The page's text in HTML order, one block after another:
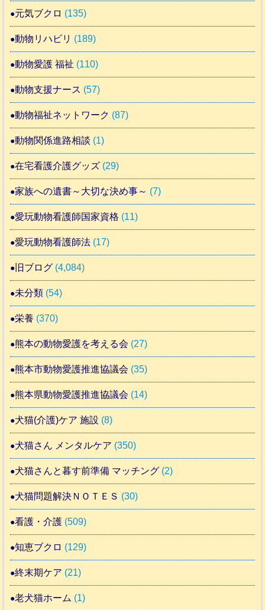
元気ブクロ (135)
動物リハビリ (189)
動物愛護 福祉 (110)
動物支援ナース (57)
動物福祉ネットワーク (87)
動物関係進路相談 (1)
在宅看護介護グッズ (29)
家族への遺書～大切な決め事～ (7)
愛玩動物看護師国家資格 (11)
愛玩動物看護師法 (17)
旧ブログ (4,084)
未分類 (54)
栄養 (370)
熊本の動物愛護を考える会 (27)
熊本市動物愛護推進協議会 (35)
熊本県動物愛護推進協議会 (14)
犬猫(介護)ケア 施設 (8)
犬猫さん メンタルケア (350)
犬猫さんと暮す前準備 マッチング (2)
犬猫問題解決ＮＯＴＥＳ (30)
看護・介護 (509)
知恵ブクロ (129)
終末期ケア (21)
老犬猫ホーム (1)